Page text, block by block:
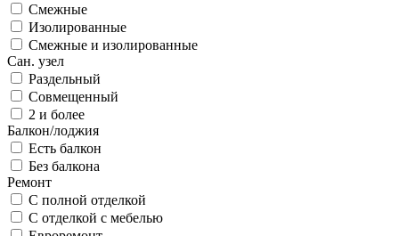
Смежные
Изолированные
Смежные и изолированные
Сан. узел
Раздельный
Совмещенный
2 и более
Балкон/лоджия
Есть балкон
Без балкона
Ремонт
С полной отделкой
С отделкой с мебелью